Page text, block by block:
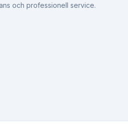
och professionell service.